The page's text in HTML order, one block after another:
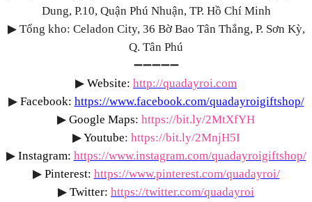
Dung, P.10, Quận Phú Nhuận, TP. Hồ Chí Minh
▶Tổng kho: Celadon City, 36 Bờ Bao Tân Thắng, P. Sơn Kỳ,
Q. Tân Phú
➖➖➖➖➖
▶ Website: http://quadayroi.com
▶ Facebook: https://www.facebook.com/quadayroigiftshop/
▶ Google Maps: https://bit.ly/2MtXfYH
▶Youtube: https://bit.ly/2MnjH5I
▶ Instagram: https://www.instagram.com/quadayroigiftshop/
▶ Pinterest: https://www.pinterest.com/quadayroi/
▶ Twitter: https://twitter.com/quadayroi